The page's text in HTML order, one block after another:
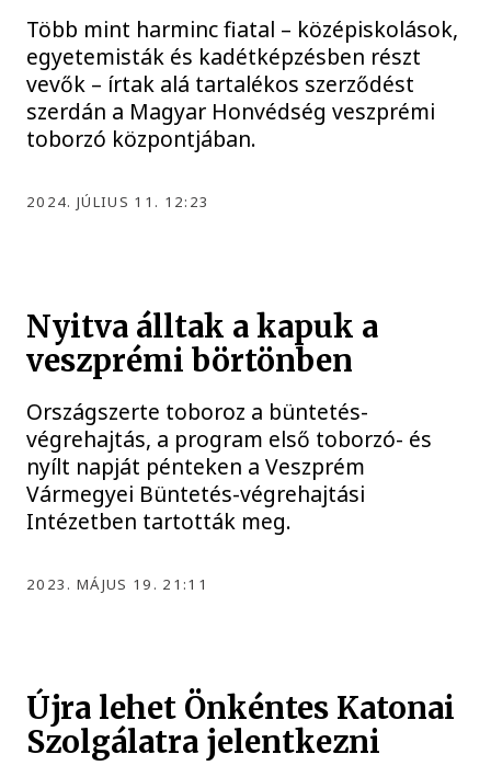
Több mint harminc fiatal – középiskolások,
egyetemisták és kadétképzésben részt
vevők – írtak alá tartalékos szerződést
szerdán a Magyar Honvédség veszprémi
toborzó központjában.
2024. JÚLIUS 11. 12:23
Nyitva álltak a kapuk a
veszprémi börtönben
Országszerte toboroz a büntetés-
végrehajtás, a program első toborzó- és
nyílt napját pénteken a Veszprém
Vármegyei Büntetés-végrehajtási
Intézetben tartották meg.
2023. MÁJUS 19. 21:11
Újra lehet Önkéntes Katonai
Szolgálatra jelentkezni